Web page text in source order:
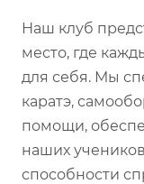
Наш клуб
место, где
для себя. Мы
каратэ,
помощи,
наших
способности